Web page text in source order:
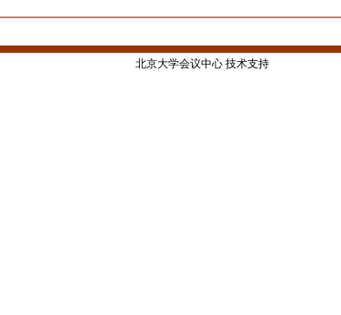
北京大学会议中心 技术支持